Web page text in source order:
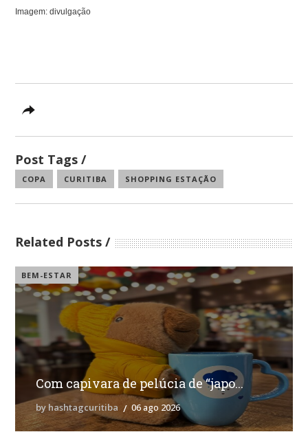
Imagem: divulgação
Post Tags
COPA CURITIBA SHOPPING ESTAÇÃO
Related Posts
BEM-ESTAR
Com capivara de pelúcia de “japo...
by hashtagcuritiba 06 ago 2026